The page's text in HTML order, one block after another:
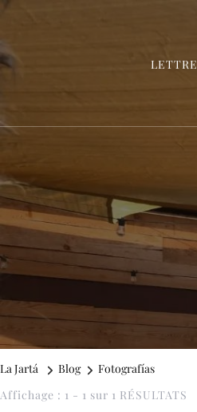
LETTRE
La Jartá Blog
Fotografías
Affichage : 1 - 1 sur 1 RÉSULTATS